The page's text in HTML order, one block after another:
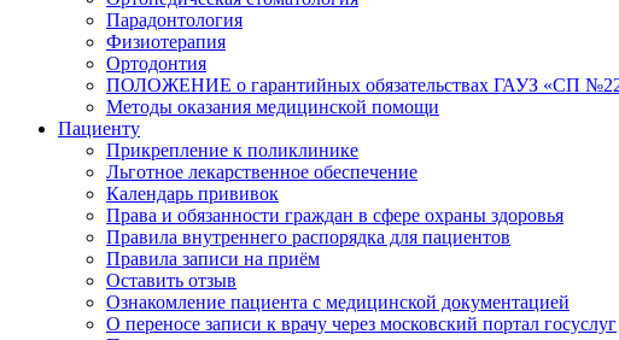
Парадонтология
Физиотерапия
Ортодонтия
ПОЛОЖЕНИЕ о гарантийных обязательствах ГАУЗ «СП
Методы оказания медицинской помощи
Пациенту
Прикрепление к поликлинике
Льготное лекарственное обеспечение
Календарь прививок
Права и обязанности граждан в сфере охраны здоровья
Правила внутреннего распорядка для пациентов
Правила записи на приём
Оставить отзыв
Ознакомление пациента с медицинской документацией
О переносе записи к врачу через московский портал госуслуг